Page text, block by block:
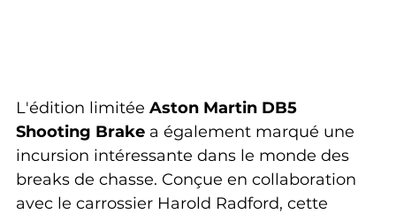
L'édition limitée Aston Martin DB5
Shooting Brake a également marqué une
incursion intéressante dans le monde des
breaks de chasse. Conçue en collaboration
avec le carrossier Harold Radford, cette